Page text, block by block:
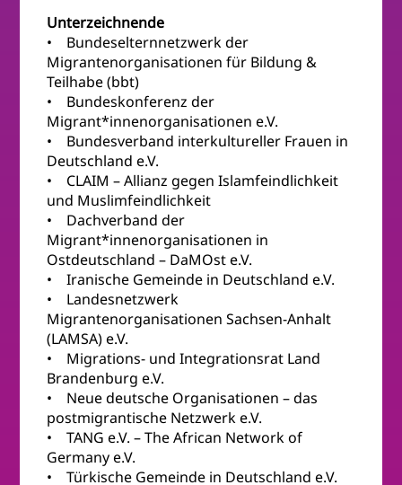
Unterzeichnende
• Bundeselternnetzwerk der
Migrantenorganisationen für Bildung &
Teilhabe (bbt)
• Bundeskonferenz der
Migrant*innenorganisationen e.V.
• Bundesverband interkultureller Frauen in
Deutschland e.V.
• CLAIM – Allianz gegen Islamfeindlichkeit
und Muslimfeindlichkeit
• Dachverband der
Migrant*innenorganisationen in
Ostdeutschland – DaMOst e.V.
• Iranische Gemeinde in Deutschland e.V.
• Landesnetzwerk
Migrantenorganisationen Sachsen-Anhalt
(LAMSA) e.V.
• Migrations- und Integrationsrat Land
Brandenburg e.V.
• Neue deutsche Organisationen – das
postmigrantische Netzwerk e.V.
• TANG e.V. – The African Network of
Germany e.V.
• Türkische Gemeinde in Deutschland e.V.